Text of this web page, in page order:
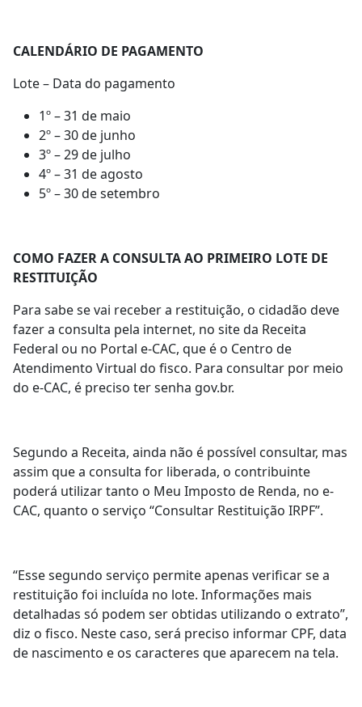
CALENDÁRIO DE PAGAMENTO
Lote – Data do pagamento
1º – 31 de maio
2º – 30 de junho
3º – 29 de julho
4º – 31 de agosto
5º – 30 de setembro
COMO FAZER A CONSULTA AO PRIMEIRO LOTE DE
RESTITUIÇÃO
Para sabe se vai receber a restituição, o cidadão deve
fazer a consulta pela internet, no site da Receita
Federal ou no Portal e-CAC, que é o Centro de
Atendimento Virtual do fisco. Para consultar por meio
do e-CAC, é preciso ter senha gov.br.
Segundo a Receita, ainda não é possível consultar, mas
assim que a consulta for liberada, o contribuinte
poderá utilizar tanto o Meu Imposto de Renda, no e-
CAC, quanto o serviço “Consultar Restituição IRPF”.
“Esse segundo serviço permite apenas verificar se a
restituição foi incluída no lote. Informações mais
detalhadas só podem ser obtidas utilizando o extrato”,
diz o fisco. Neste caso, será preciso informar CPF, data
de nascimento e os caracteres que aparecem na tela.